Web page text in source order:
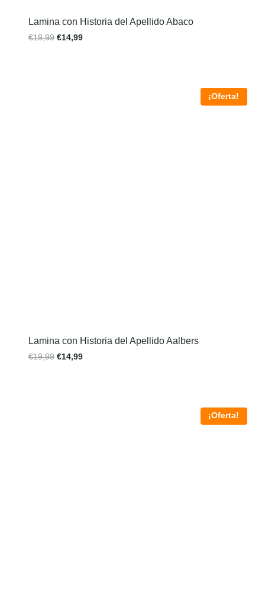
Lamina con Historia del Apellido Abaco
€19,99 €14,99
¡Oferta!
Lamina con Historia del Apellido Aalbers
€19,99 €14,99
¡Oferta!